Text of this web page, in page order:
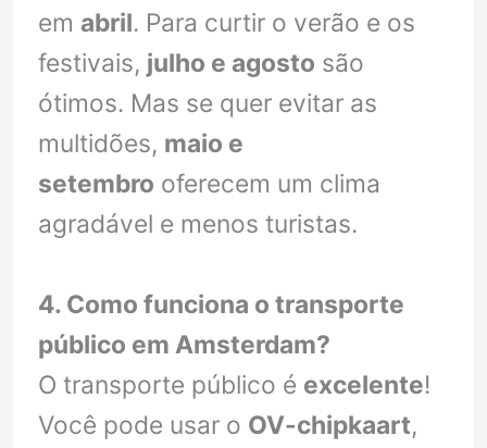
em abril. Para curtir o verão e os
festivais, julho e agosto são
ótimos. Mas se quer evitar as
multidões, maio e
setembro oferecem um clima
agradável e menos turistas.
4. Como funciona o transporte
público em Amsterdam?
O transporte público é excelente!
Você pode usar o OV-chipkaart,